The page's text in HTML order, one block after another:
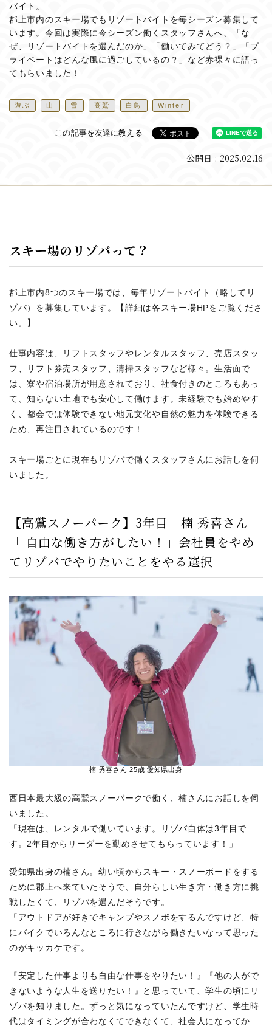
バイト。
郡上市内のスキー場でもリゾートバイトを毎シーズン募集して
います。今回は実際に今シーズン働くスタッフさんへ、「な
ぜ、リゾートバイトを選んだのか」「働いてみてどう？」「プ
ライベートはどんな風に過ごしているの？」など赤裸々に語っ
てもらいました！
遊ぶ 山 雪 高鷲 白鳥 Winter
この記事を友達に教える
公開日 : 2025.02.16
スキー場のリゾバって？
郡上市内8つのスキー場では、毎年リゾートバイト（略してリ
ゾバ）を募集しています。【詳細は各スキー場HPをご覧くださ
い。】
仕事内容は、リフトスタッフやレンタルスタッフ、売店スタッ
フ、リフト券売スタッフ、清掃スタッフなど様々。生活面で
は、寮や宿泊場所が用意されており、社食付きのところもあっ
て、知らない土地でも安心して働けます。未経験でも始めやす
く、都会では体験できない地元文化や自然の魅力を体験できる
ため、再注目されているのです！
スキー場ごとに現在もリゾバで働くスタッフさんにお話しを伺
いました。
【高鷲スノーパーク】3年目 楠 秀喜さん
「 自由な働き方がしたい！」会社員をやめ
てリゾバでやりたいことをやる選択
楠 秀喜さん 25歳 愛知県出身
西日本最大級の高鷲スノーパークで働く、楠さんにお話しを伺
いました。
「現在は、レンタルで働いています。リゾバ自体は3年目で
す。2年目からリーダーを勤めさせてもらっています！」
愛知県出身の楠さん。幼い頃からスキー・スノーボードをする
ために郡上へ来ていたそうで、自分らしい生き方・働き方に挑
戦したくて、リゾバを選んだそうです。
「アウトドアが好きでキャンプやスノボをするんですけど、特
にバイクでいろんなところに行きながら働きたいなって思った
のがキッカケです。
『安定した仕事よりも自由な仕事をやりたい！』『他の人がで
きないような人生を送りたい！』と思っていて、学生の頃にリ
ゾバを知りました。ずっと気になっていたんですけど、学生時
代はタイミングが合わなくてできなくて、社会人になってか